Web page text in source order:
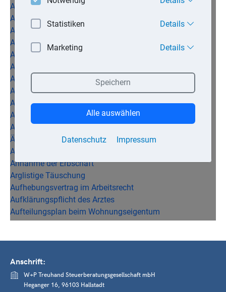
Anschrift:
W+P Treuhand Steuerberatungsgesellschaft mbH
Heganger 16, 96103 Hallstadt